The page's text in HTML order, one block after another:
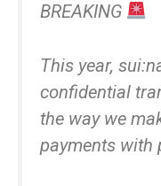
BREAKING
This year,
confidential
the way we
payments with